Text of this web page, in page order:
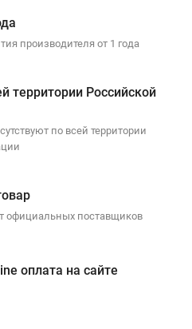
производителя от 1 года
территории Российской
по всей территории
официальных поставщиков
оплата на сайте